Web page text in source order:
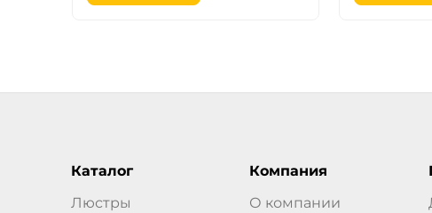
Каталог
Люстры
Компания
О компании